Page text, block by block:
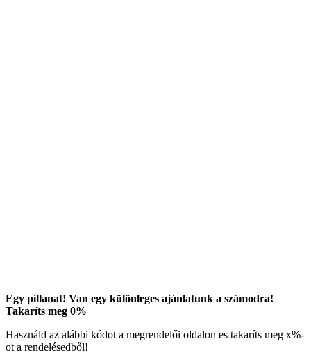
Egy pillanat! Van egy különleges ajánlatunk a számodra!
Takaríts meg 0%
Használd az alábbi kódot a megrendelői oldalon es takaríts meg x%-
ot a rendelésedből!